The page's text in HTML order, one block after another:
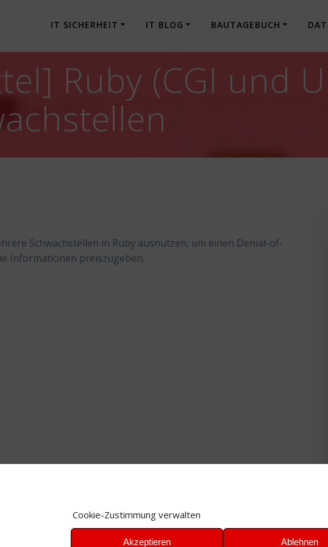
Cookie-Zustimmung verwalten
Akzeptieren Ablehnen
IT SICHERHEIT IT BLOG BAUTAGEBUCH
Ruby (CGI und
Schwachstellen in Ruby ausnutzen, um einen Denial-of-
Informationen preiszugeben.